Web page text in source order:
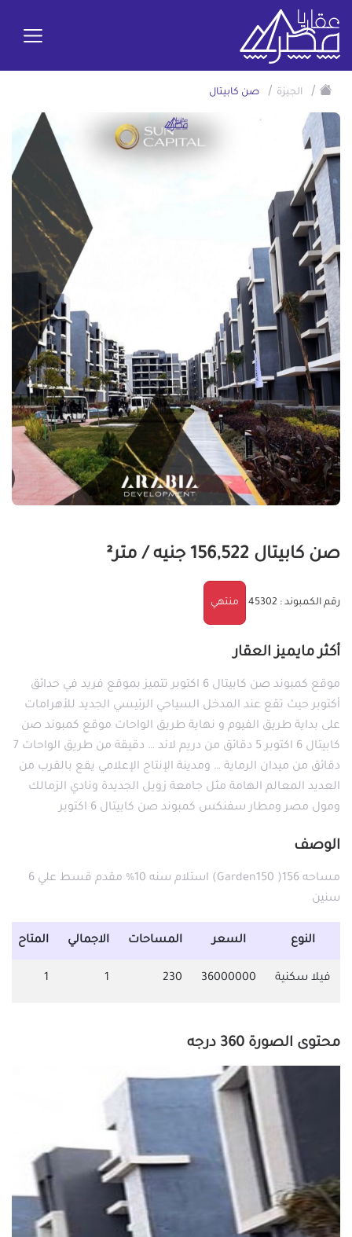
/ الجيزة / صن كابيتال
صن كابيتال
رقم الكمبوند : 45302 منتهي
أكثر مايميز العقار
موقع كمبوند صن كابيتال 6 اكتوبر تتميز بموقع فريد في حدائق
أكتوبر حيث تقع عند المدخل السياحي الرئيسي الجديد للأهرامات
على بداية طريق الفيوم و نهاية طريق الواحات موقع كمبوند صن
كابيتال 6 اكتوبر 5 دقائق من دريم لاند … دقيقة من طريق الواحات 7
دقائق من ميدان الرماية … ومدينة الإنتاج الإعلامي يقع بالقرب من
العديد المعالم الهامة مثل جامعة زويل الجديدة ونادي الزمالك
ومول مصر ومطار سفنكس كمبوند صن كابيتال 6 اكتوبر
الوصف
مساحه 156( Garden150) استلام سنه 10% مقدم قسط علي 6
سنين
النوع السعر المساحات الاجمالي المتاح
فيلا سكنية 36000000
230
1
1
محتوى الصورة 360 درجه